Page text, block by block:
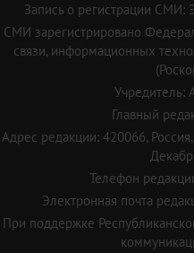
Запись о регистрации
СМИ зарегистрировано
связи, информационных
Главный
Адрес редакции: 420066, Россия,
Телефон
Электронная почта
При поддержке